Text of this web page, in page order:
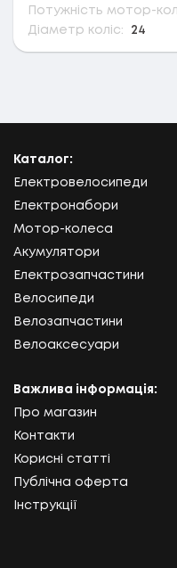
Потужність мотор-
Діаметр коліс:
24
Каталог:
Електровелосипеди
Електронабори
Мотор-колеса
Акумулятори
Електрозапчастини
Велосипеди
Велозапчастини
Велоаксесуари
Важлива інформація:
Про магазин
Контакти
Корисні статті
Публічна оферта
Інструкції